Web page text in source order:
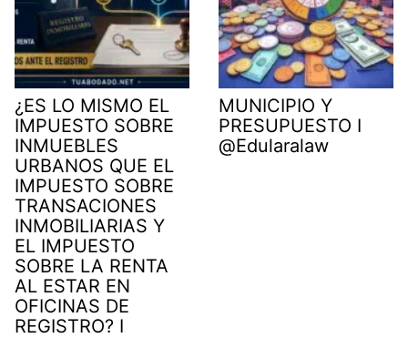
¿ES LO MISMO EL
IMPUESTO SOBRE
INMUEBLES
URBANOS QUE EL
IMPUESTO SOBRE
TRANSACIONES
INMOBILIARIAS Y
EL IMPUESTO
SOBRE LA RENTA
AL ESTAR EN
OFICINAS DE
REGISTRO? I
MUNICIPIO Y
PRESUPUESTO I
@Edularalaw